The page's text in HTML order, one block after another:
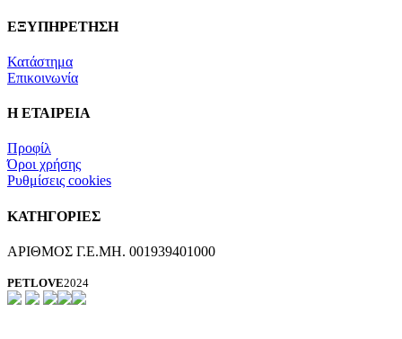
ΕΞΥΠΗΡΕΤΗΣΗ
Κατάστημα
Επικοινωνία
Η ΕΤΑΙΡΕΙΑ
Προφίλ
Όροι χρήσης
Ρυθμίσεις cookies
ΚΑΤΗΓΟΡΙΕΣ
ΑΡΙΘΜΟΣ Γ.Ε.ΜΗ. 001939401000
PETLOVE2024